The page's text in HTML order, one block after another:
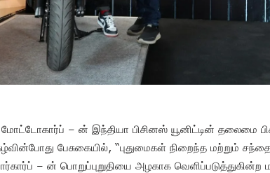
– ன் இந்தியா பிசினஸ் யூனிட்டின் தலைமை
பேசுகையில், “புதுமைகள் நிறைந்த மற்றும்
– ன் பொறுப்புறுதியை அழகாக வெளிப்படுத்துகின்ற